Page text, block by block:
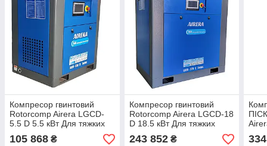
Компресор гвинтовий
Rotorcomp Airera LGCD-
5.5 D 5.5 кВт Для тяжких
умов! IP55
105 868 ₴
Компресор гвинтовий
Rotorcomp Airera LGCD-18
D 18.5 кВт Для тяжких
умов! IP55
243 852₴
Для